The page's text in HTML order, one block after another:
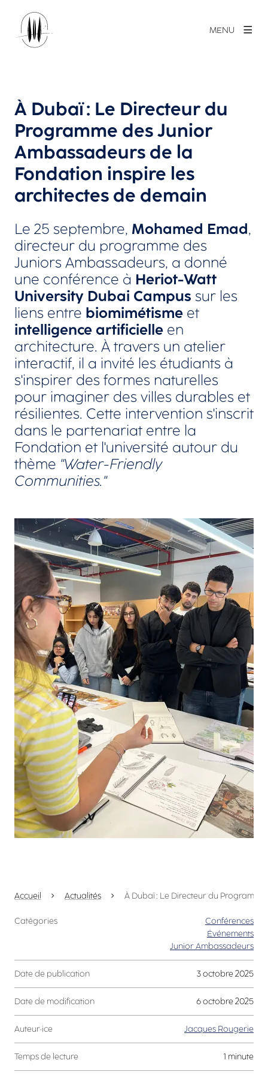
MENU
À Dubaï : Le Directeur du
Programme des Junior
Ambassadeurs de la
Fondation inspire les
architectes de demain
Le 25 septembre, Mohamed Emad,
directeur du programme des
Juniors Ambassadeurs, a donné
une conférence à Heriot-Watt
University Dubai Campus sur les
liens entre biomimétisme et
intelligence artificielle en
architecture. À travers un atelier
interactif, il a invité les étudiants à
s'inspirer des formes naturelles
pour imaginer des villes durables et
résilientes. Cette intervention s'inscrit
dans le partenariat entre la
Fondation et l'université autour du
thème "Water-Friendly
Communities."
Agrandir
Accueil Actualités À Dubaï : Le Directeur du
Catégories
Conférences
Événements
Junior Ambassadeurs
Date de publication 3 octobre 2025
Date de modification 6 octobre 2025
Auteur·ice Jacques Rougerie
Temps de lecture 1 minute